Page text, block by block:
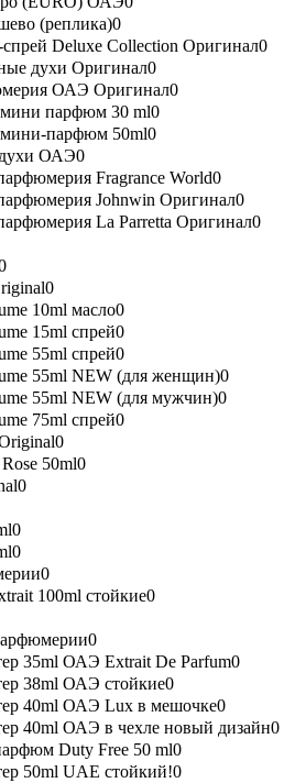
(реплика)0
Deluxe Collection Оригинал0
духи Оригинал0
ОАЭ Оригинал0
парфюм 30 ml0
парфюм 50ml0
ОАЭ0
Fragrance World0
Johnwin Оригинал0
La Parretta Оригинал0
0
10ml масло0
15ml спрей0
55ml спрей0
55ml NEW (для женщин)0
55ml NEW (для мужчин)0
75ml спрей0
0
50ml0
0
0
0
0
100ml стойкие0
0
35ml ОАЭ Extrait De Parfum0
38ml ОАЭ стойкие0
40ml ОАЭ Lux в мешочке0
40ml ОАЭ в чехле новый дизайн0
Duty Free 50 ml0
50ml UAE стойкий!0